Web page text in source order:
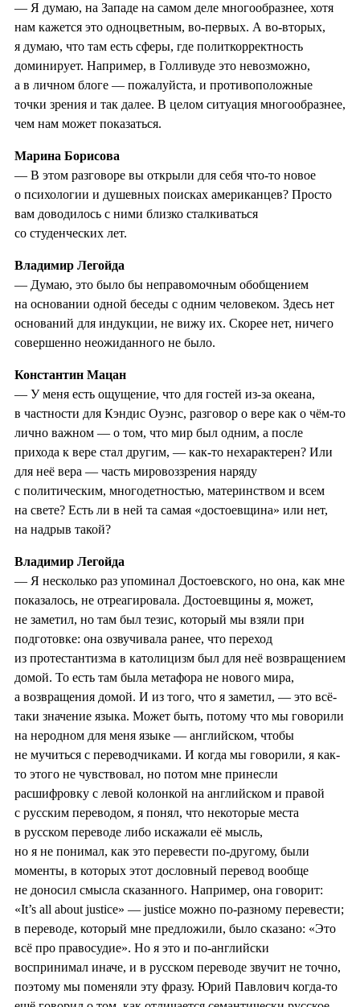
— Я думаю, на Западе на самом деле многообразнее, хотя
нам кажется это одноцветным, во-первых. А во-вторых,
я думаю, что там есть сферы, где политкорректность
доминирует. Например, в Голливуде это невозможно,
а в личном блоге — пожалуйста, и противоположные
точки зрения и так далее. В целом ситуация многообразнее,
чем нам может показаться.
Марина Борисова
— В этом разговоре вы открыли для себя что-то новое
о психологии и душевных поисках американцев? Просто
вам доводилось с ними близко сталкиваться
со студенческих лет.
Владимир Легойда
— Думаю, это было бы неправомочным обобщением
на основании одной беседы с одним человеком. Здесь нет
оснований для индукции, не вижу их. Скорее нет, ничего
совершенно неожиданного не было.
Константин Мацан
— У меня есть ощущение, что для гостей из-за океана,
в частности для Кэндис Оуэнс, разговор о вере как о чём-то
лично важном — о том, что мир был одним, а после
прихода к вере стал другим, — как-то нехарактерен? Или
для неё вера — часть мировоззрения наряду
с политическим, многодетностью, материнством и всем
на свете? Есть ли в ней та самая «достоевщина» или нет,
на надрыв такой?
Владимир Легойда
— Я несколько раз упоминал Достоевского, но она, как мне
показалось, не отреагировала. Достоевщины я, может,
не заметил, но там был тезис, который мы взяли при
подготовке: она озвучивала ранее, что переход
из протестантизма в католицизм был для неё возвращением
домой. То есть там была метафора не нового мира,
а возвращения домой. И из того, что я заметил, — это всё-
таки значение языка. Может быть, потому что мы говорили
на неродном для меня языке — английском, чтобы
не мучиться с переводчиками. И когда мы говорили, я как-
то этого не чувствовал, но потом мне принесли
расшифровку с левой колонкой на английском и правой
с русским переводом, я понял, что некоторые места
в русском переводе либо искажали её мысль,
но я не понимал, как это перевести по-другому, были
моменты, в которых этот дословный перевод вообще
не доносил смысла сказанного. Например, она говорит:
«It’s all about justice» — justice можно по-разному перевести;
в переводе, который мне предложили, было сказано: «Это
всё про правосудие». Но я это и по-английски
воспринимал иначе, и в русском переводе звучит не точно,
поэтому мы поменяли эту фразу. Юрий Павлович когда-то